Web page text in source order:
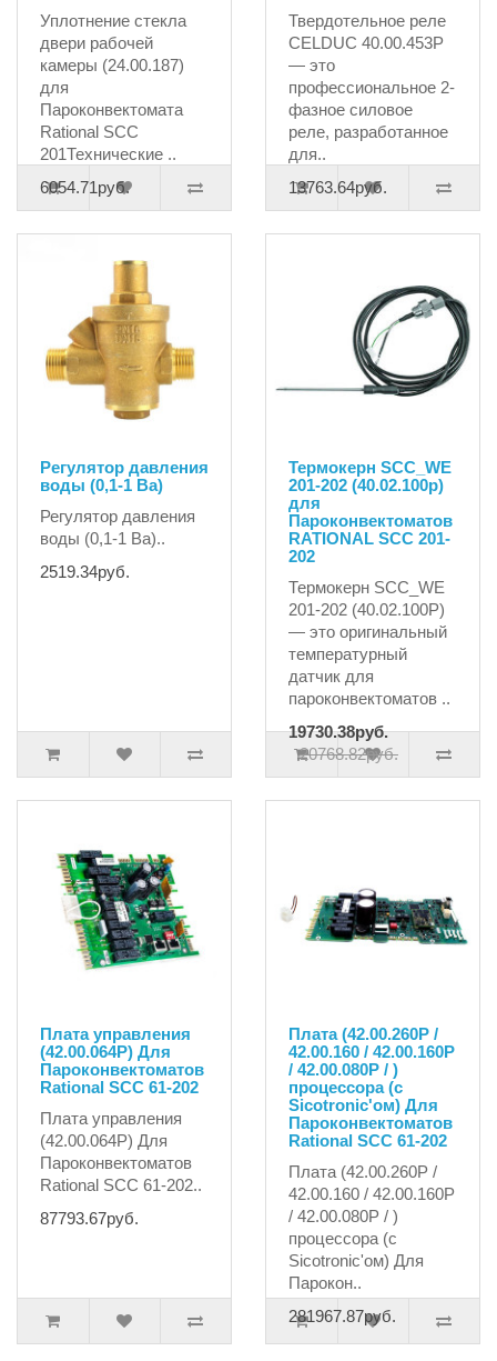
Уплотнение стекла
двери рабочей
камеры (24.00.187)
для
Пароконвектомата
Rational SCC
201Технические ..
6054.71руб.
Твердотельное реле
CELDUC 40.00.453P
— это
профессиональное 2-
фазное силовое
реле, разработанное
для..
13763.64руб.
Регулятор давления
воды (0,1-1 Ba)
Регулятор давления
воды (0,1-1 Ba)..
2519.34руб.
Термокерн SCC_WE
201-202 (40.02.100p)
для
Пароконвектоматов
RATIONAL SCC 201-
202
Термокерн SCC_WE
201-202 (40.02.100P)
— это оригинальный
температурный
датчик для
пароконвектоматов ..
19730.38руб.
20768.82руб.
Плата управления
(42.00.064P) Для
Пароконвектоматов
Rational SCC 61-202
Плата управления
(42.00.064P) Для
Пароконвектоматов
Rational SCC 61-202..
87793.67руб.
Плата (42.00.260P /
42.00.160 / 42.00.160P
/ 42.00.080P / )
процессора (с
Sicotronic'ом) Для
Пароконвектоматов
Rational SCC 61-202
Плата (42.00.260P /
42.00.160 / 42.00.160P
/ 42.00.080P / )
процессора (с
Sicotronic'ом) Для
Парокон..
281967.87руб.